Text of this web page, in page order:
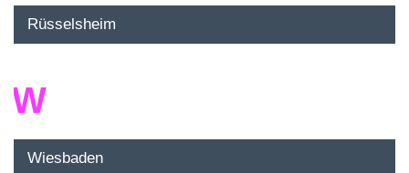
Rüsselsheim
W
Wiesbaden